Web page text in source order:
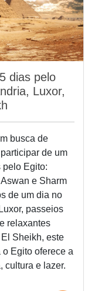
dias pelo
Luxor,
busca de
de um
pelo Egito:
e Sharm
de um dia no
passeios
relaxantes
Sheikh, este
Egito oferece a
cultura e lazer.